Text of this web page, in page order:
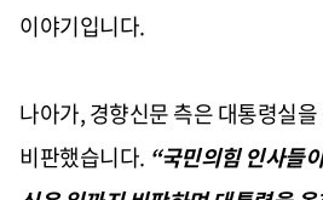
이야기입니다.
나아가,경향신문 측은 대통령실
비판했습니다. “국민의힘 인사들